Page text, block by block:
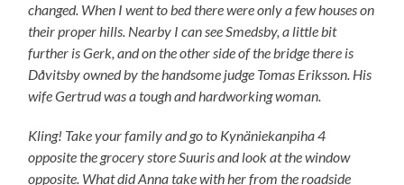
changed. When I went to bed there were only a few houses on
their proper hills. Nearby I can see Smedsby, a little bit
further is Gerk, and on the other side of the bridge there is
Dåvitsby owned by the handsome judge Tomas Eriksson. His
wife Gertrud was a tough and hardworking woman.
Kling! Take your family and go to Kynäniekanpiha 4
opposite the grocery store Suuris and look at the window
opposite. What did Anna take with her from the roadside